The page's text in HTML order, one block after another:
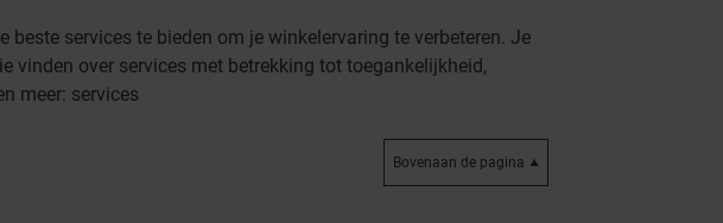
beste services te bieden om je winkelervaring te verbeteren. Je
vinden over services met betrekking tot toegankelijkheid,
meer: services
Bovenaan de pagina